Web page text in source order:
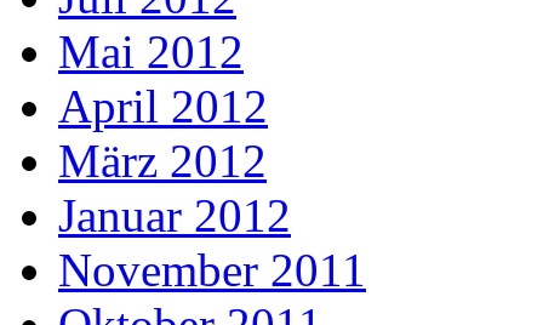
Mai 2012
April 2012
März 2012
Januar 2012
November 2011